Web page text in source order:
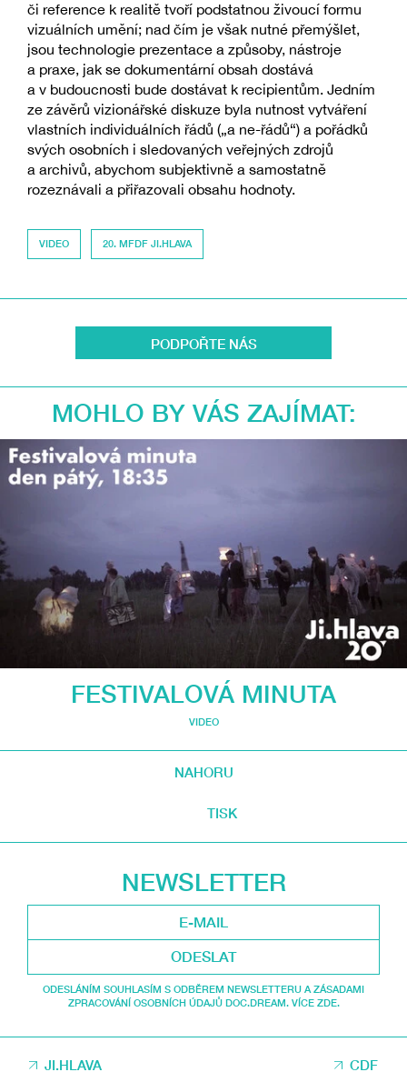
či reference k realitě tvoří podstatnou živoucí formu
vizuálních umění; nad čím je však nutné přemýšlet,
jsou technologie prezentace a způsoby, nástroje
a praxe, jak se dokumentární obsah dostává
a v budoucnosti bude dostávat k recipientům. Jedním
ze závěrů vizionářské diskuze byla nutnost vytváření
vlastních individuálních řádů („a ne-řádů“) a pořádků
svých osobních i sledovaných veřejných zdrojů
a archivů, abychom subjektivně a samostatně
rozeznávali a přiřazovali obsahu hodnoty.
VIDEO 20. MFDF JI.HLAVA
PODPOŘTE NÁS
MOHLO BY VÁS ZAJÍMAT:
FESTIVALOVÁ MINUTA
VIDEO
NAHORU
TISK
NEWSLETTER
ODESLAT
ODESLÁNÍM SOUHLASÍM S ODBĚREM NEWSLETTERU A ZÁSADAMI
ZPRACOVÁNÍ OSOBNÍCH ÚDAJŮ DOC.DREAM. VÍCE ZDE.
JI.HLAVA CDF